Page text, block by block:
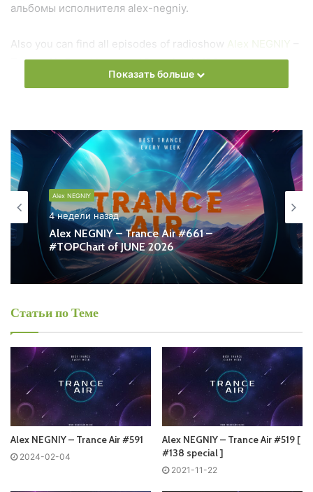
альбомы исполнителя alex-negniy.
Also you can find all episodes of radioshow Alex NEGNIY –
Trance Air Free Listen and Download MP3
Среда
Alex NEGNIY - Trance Air
Запись выпусков
Слушай и добавляй плейлист VK:
Tracklist:
Понравился выпуск?
Показать больше
Alex NEGNIY
4 недели назад
Alex NEGNIY – Trance Air #661 –
#TOPChart of JUNE 2026
Статьи по Теме
Alex NEGNIY – Trance Air #591
2024-02-04
Alex NEGNIY – Trance Air #519 [
#138 special ]
2021-11-22